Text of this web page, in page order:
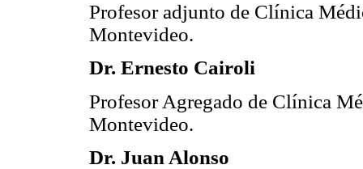
Profesor adjunto de Clínica
Montevideo.
Dr. Ernesto Cairoli
Profesor Agregado de Clínica
Montevideo.
Dr. Juan Alonso